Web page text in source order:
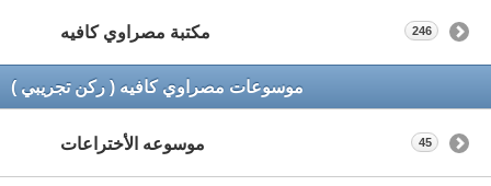
مكتبة مصراوي كافيه 246
موسوعات مصراوي كافيه ( ركن تجريبي )
موسوعه الأختراعات 45